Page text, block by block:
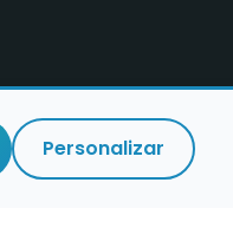
Personalizar